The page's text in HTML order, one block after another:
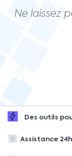
Ne laissez
Des outils
Assistance